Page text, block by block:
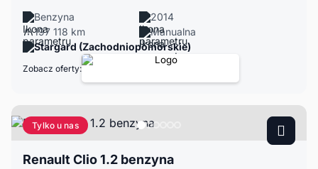
Benzyna
2014
197 118 km
Manualna
Stargard (Zachodniopomorskie)
Zobacz oferty:
Tylko u nas
Renault Clio 1.2 benzyna